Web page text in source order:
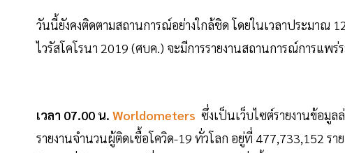
วันนี้ยังคงติดตามสถานการณ์อย่างใกล้ชิด โดยในเวลาประมาณ
ไวรัสโคโรนา 2019 (ศบค.) จะมีการรายงานสถานการณ์การแพร่
เวลา 07.00 น. Worldometers ซึ่งเป็นเว็บไซต์รายงานข้อมู
รายงานจำนวนผู้ติดเชื้อโควิด-19 ทั่วโลก อยู่ที่ 477,733,152 ร